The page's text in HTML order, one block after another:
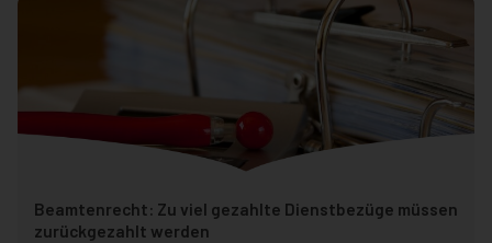
Beamtenrecht: Zu viel gezahlte Dienstbezüge müssen
zurückgezahlt werden